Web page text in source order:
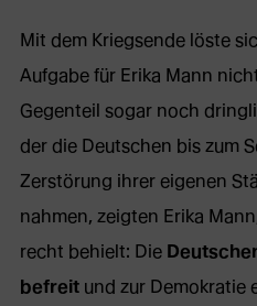
Mit dem Kriegsende löste
Aufgabe für Erika Mann
Gegenteil sogar noch
der die Deutschen bis zum
Zerstörung ihrer eigenen
nahmen, zeigten Erika
recht behielt: Die
befreitund zur Demokratie